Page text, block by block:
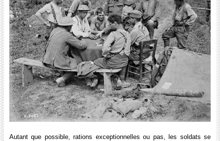
Autant que possible, rations exceptionnelles ou pas, les soldats se